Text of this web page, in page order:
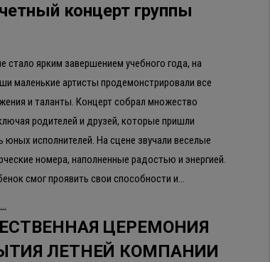
концерт группы
стало ярким завершением учебного года, на
маленькие артисты продемонстрировали все
и таланты. Концерт собрал множество
родителей и друзей, которые пришли
юных исполнителей. На сцене звучали веселые
номера, наполненные радостью и энергией.
смог проявить свои способности и…
ЦЕРЕМОНИЯ
ЛЕТНЕЙ КОМПАНИИ